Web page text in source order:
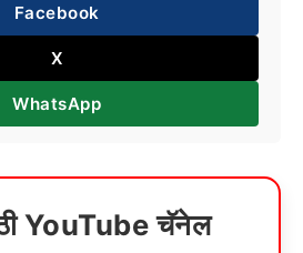
Facebook
X
WhatsApp
YouTube चॅनेल